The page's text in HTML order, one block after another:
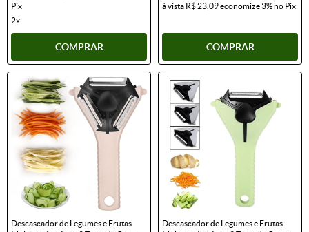
Pix
2x
COMPRAR
à vista R$ 23,09economize3%no Pix
COMPRAR
Descascador de Legumes e Frutas
Descascador de Legumes e Frutas